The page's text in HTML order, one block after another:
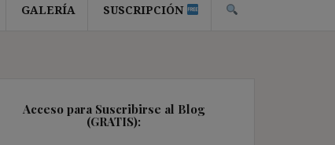
GALERÍA SUSCRIPCIÓN
Acceso para Suscribirse al Blog
(GRATIS):